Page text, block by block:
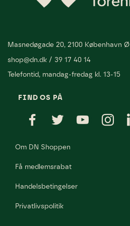
Masnedøgade 20, 2100 København Ø
shop@dn.dk / 39 17 40 14
Telefontid, mandag-fredag kl. 13-15
FIND OS PÅ
Om DN Shoppen
Få medlemsrabat
Handelsbetingelser
Privatlivspolitik